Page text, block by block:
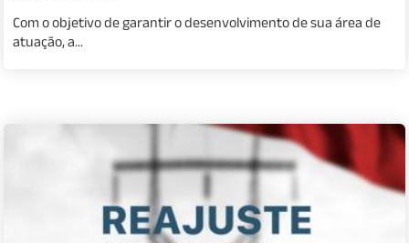
Com o objetivo de garantir o desenvolvimento de sua área de
atuação, a...